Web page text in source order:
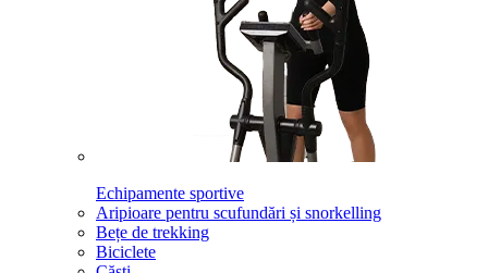
Echipamente sportive
Aripioare pentru scufundări și snorkelling
Bețe de trekking
Biciclete